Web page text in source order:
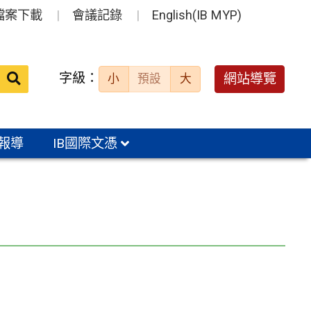
案下載 會議記錄 English(IB MYP)
送出 字級： 小 預設 大 網站導覽
導 IB國際文憑